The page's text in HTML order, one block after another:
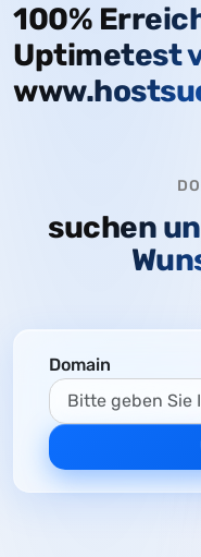
100%
Uptimetest
suchen
Domain